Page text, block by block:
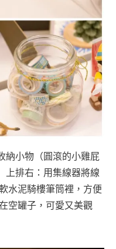
納小物（圓滾的小雞屁
上排右：用集線器將線
水泥騎樓筆筒裡，方便
空罐子，可愛又美觀